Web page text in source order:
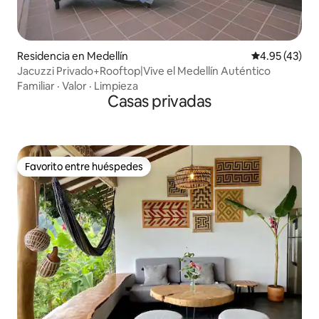
Residencia en Medellín Calificación
4.95 (43)
Jacuzzi Privado+Rooftop|Vive el Medellín Auténtico
Familiar · Valor · Limpieza
Casas privadas
Favorito entre huéspedes
Favorito entre huéspedes